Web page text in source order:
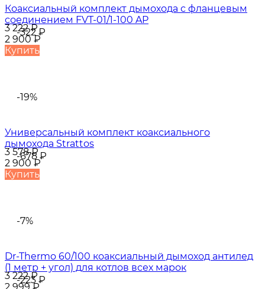
-322₽
Коаксиальный комплект дымохода с фланцевым
соединением FVT-01/1-100 AP
3 222₽
2 900₽
Купить
-19%
-678₽
Универсальный комплект коаксиального
дымохода Strattos
3 578₽
2 900₽
Купить
-7%
-223₽
Dr-Thermo 60/100 коаксиальный дымоход антилед
(1 метр + угол) для котлов всех марок
3 222₽